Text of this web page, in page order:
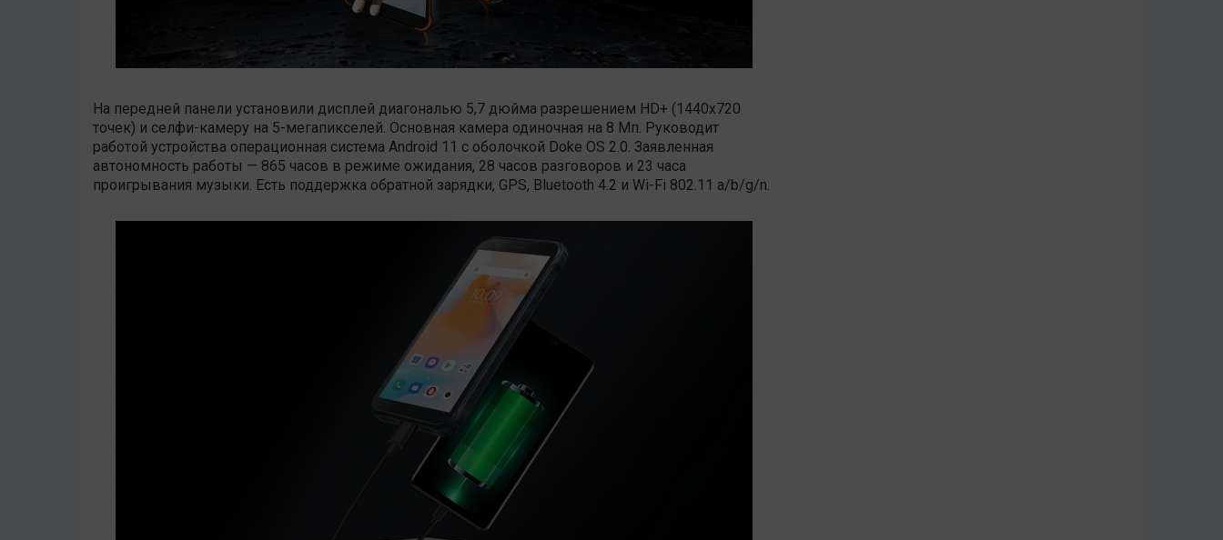
На передней панели установили дисплей диагональю 5,7 дюйма разрешением HD+ (1440х720
точек) и селфи-камеру на 5-мегапикселей. Основная камера одиночная на 8 Мп. Руководит
работой устройства операционная система Android 11 с оболочкой Doke OS 2.0. Заявленная
автономность работы — 865 часов в режиме ожидания, 28 часов разговоров и 23 часа
проигрывания музыки. Есть поддержка обратной зарядки, GPS, Bluetooth 4.2 и Wi-Fi 802.11 a/b/g/n.